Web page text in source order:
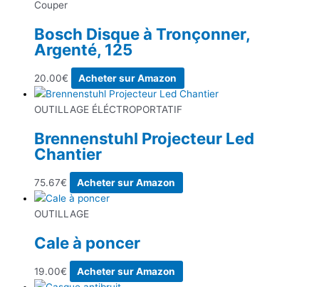
Couper
Bosch Disque à Tronçonner,
Argenté, 125
20.00€ Acheter sur Amazon
OUTILLAGE ÉLÉCTROPORTATIF
Brennenstuhl Projecteur Led
Chantier
75.67€ Acheter sur Amazon
OUTILLAGE
Cale à poncer
19.00€ Acheter sur Amazon